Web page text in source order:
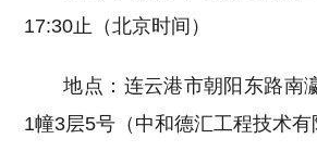
17:30止（北京时间）
地点：连云港市朝阳东路南
1幢3层5号（中和德汇工程技术有